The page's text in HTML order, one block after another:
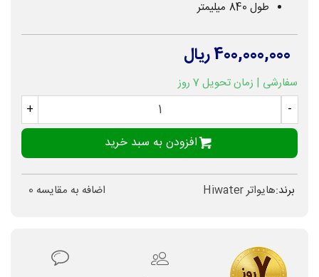
طول 840 میلیمتر
400,000,000 ریال
سفارشی | زمان تحویل 7 روز
-
+
افزودن به سبد خرید
برند:هایواتر Hiwater اضافه به مقایسه 0